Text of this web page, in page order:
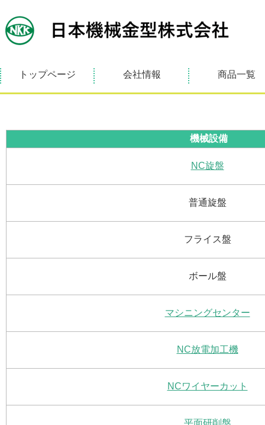
トップページ 会社情報 商品一覧
機械設備
NC旋盤
普通旋盤
フライス盤
ボール盤
マシニングセンター
NC放電加工機
NCワイヤーカット
平面研削盤